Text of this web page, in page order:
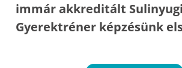
immár akkreditált Sulinyugi
Gyerektréner képzésünk